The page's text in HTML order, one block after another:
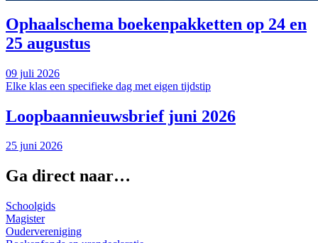
Ophaalschema boekenpakketten op 24 en
25 augustus
09 juli 2026
Elke klas een specifieke dag met eigen tijdstip
Loopbaannieuwsbrief juni 2026
25 juni 2026
Ga direct naar…
Schoolgids
Magister
Oudervereniging